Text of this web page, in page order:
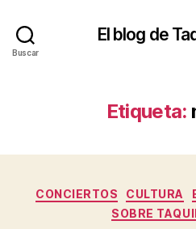
Buscar
El blog de
Etiqueta:
CONCIERTOS CULTURA
SOBRE